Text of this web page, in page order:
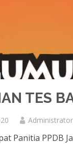
TES
Administrator
Panitia PPDB